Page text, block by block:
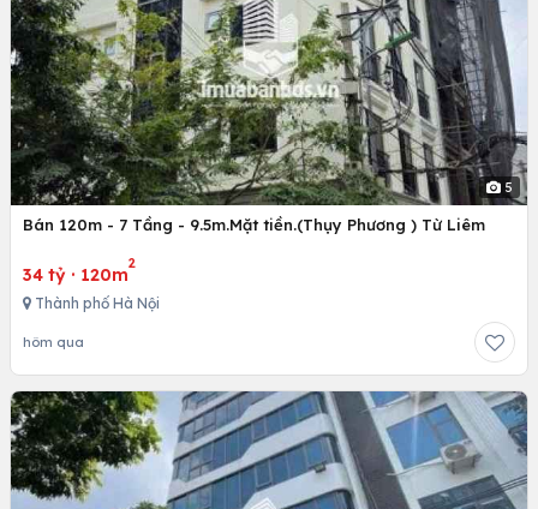
5
Bán 120m - 7 Tầng - 9.5m.Mặt tiền.(Thụy Phương ) Từ Liêm
34 tỷ · 120m
2
Thành phố Hà Nội
hôm qua